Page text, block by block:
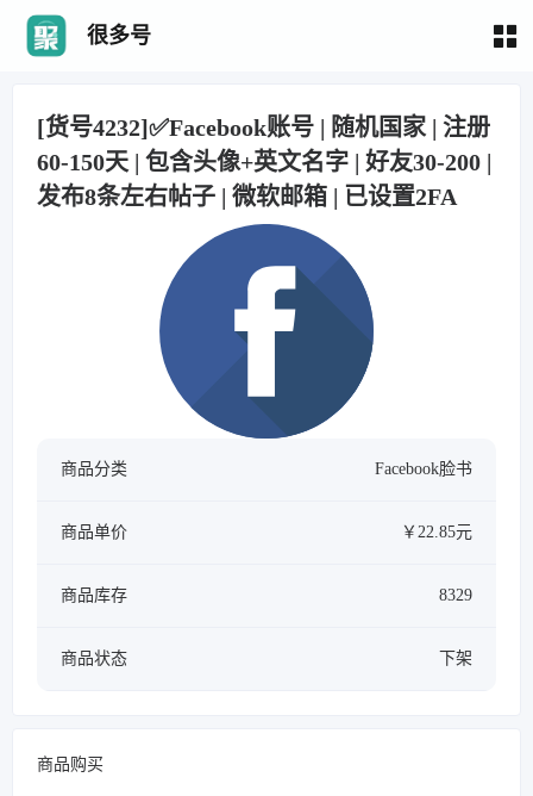
很多号
[货号4232]✅Facebook账号 | 随机国家 | 注册
60-150天 | 包含头像+英文名字 | 好友30-200 |
发布8条左右帖子 | 微软邮箱 | 已设置2FA
商品分类 Facebook脸书
商品单价 ￥22.85元
商品库存 8329
商品状态 下架
商品购买